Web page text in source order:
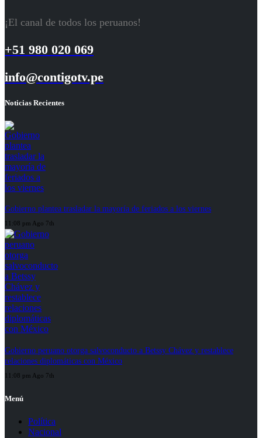
¡El canal de todos los peruanos!
+51 980 020 069
info@contigotv.pe
Noticias Recientes
Gobierno plantea trasladar la mayoría de feriados a los viernes
11:08 pm Ago 7th
Gobierno peruano otorga salvoconducto a Betssy Chávez y restablece
relaciones diplomáticas con México
11:08 pm Ago 7th
Menú
Política
Nacional